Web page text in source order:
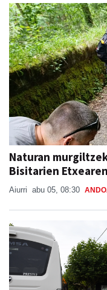
Naturan
Bisitarien
Aiurri abu 05, 08:30